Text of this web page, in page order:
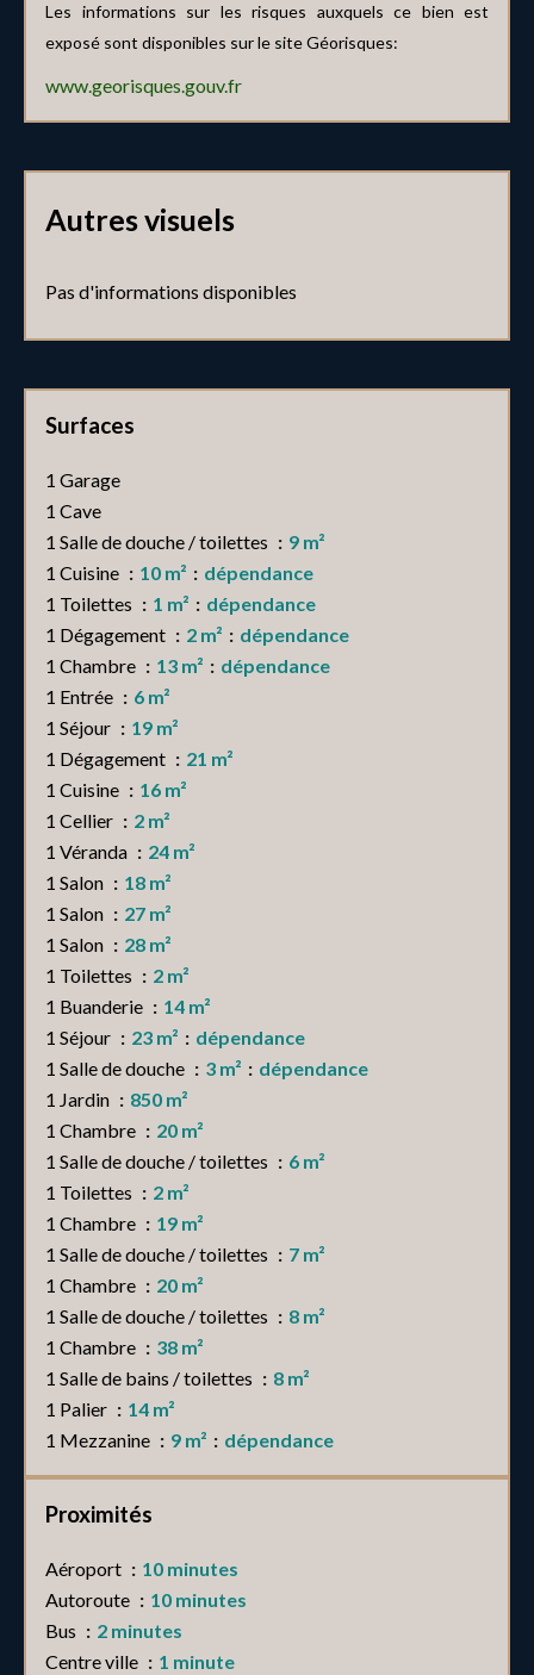
Les informations sur les risques auxquels ce bien est
exposé sont disponibles sur le site Géorisques:
www.georisques.gouv.fr
Autres visuels
Pas d'informations disponibles
Surfaces
1 Garage
1 Cave
1 Salle de douche / toilettes
9 m²
1 Cuisine
10 m²
dépendance
1 Toilettes
1 m²
dépendance
1 Dégagement
2 m²
dépendance
1 Chambre
13 m²
dépendance
1 Entrée
6 m²
1 Séjour
19 m²
1 Dégagement
21 m²
1 Cuisine
16 m²
1 Cellier
2 m²
1 Véranda
24 m²
1 Salon
18 m²
1 Salon
27 m²
1 Salon
28 m²
1 Toilettes
2 m²
1 Buanderie
14 m²
1 Séjour
23 m²
dépendance
1 Salle de douche
3 m²
dépendance
1 Jardin
850 m²
1 Chambre
20 m²
1 Salle de douche / toilettes
6 m²
1 Toilettes
2 m²
1 Chambre
19 m²
1 Salle de douche / toilettes
7 m²
1 Chambre
20 m²
1 Salle de douche / toilettes
8 m²
1 Chambre
38 m²
1 Salle de bains / toilettes
8 m²
1 Palier
14 m²
1 Mezzanine
9 m² dépendance
Proximités
Aéroport
10 minutes
Autoroute
10 minutes
Bus
2 minutes
Centre ville
1 minute